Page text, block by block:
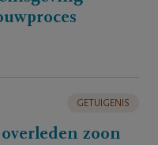
GETUIGENIS
zoon